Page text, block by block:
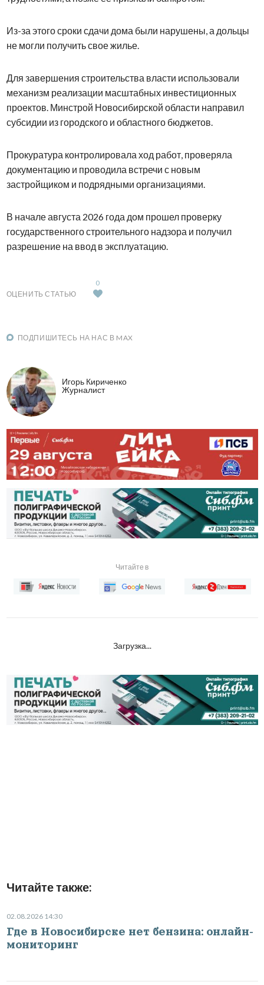
Из-за этого сроки сдачи дома были нарушены, а дольцы
не могли получить свое жилье.
Для завершения строительства власти использовали
механизм реализации масштабных инвестиционных
проектов. Минстрой Новосибирской области направил
субсидии из городского и областного бюджетов.
Прокуратура контролировала ход работ, проверяла
документацию и проводила встречи с новым
застройщиком и подрядными организациями.
В начале августа 2026 года дом прошел проверку
государственного строительного надзора и получил
разрешение на ввод в эксплуатацию.
ОЦЕНИТЬ СТАТЬЮ
0
ПОДПИШИТЕСЬ НА НАС В MAX
Игорь Кириченко
Журналист
Читайте в
Загрузка...
Читайте также:
02.08.2026 14:30
Где в Новосибирске нет бензина: онлайн-
мониторинг